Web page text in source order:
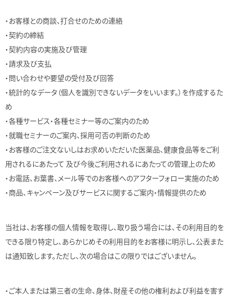
・お客様との商談、打合せのための連絡
・契約の締結
・契約内容の実施及び管理
・請求及び支払
・問い合わせや要望の受付及び回答
・統計的なデータ（個人を識別できないデータをいいます。）を作成するた
め
・各種サービス・各種セミナー等のご案内のため
・就職セミナーのご案内、採用可否の判断のため
・お客様のご注文ないしはお求めいただいた医薬品、健康食品等をご利
用されるにあたって 及び今後ご利用されるにあたっての管理上のため
・お電話、お葉書、メール等でのお客様へのアフターフォロー実施のため
・商品、キャンペーン及びサービスに関するご案内・情報提供のため
当社は、お客様の個人情報を取得し、取り扱う場合には、その利用目的を
できる限り特定し、あらかじめその利用目的をお客様に明示し、公表また
は通知致します。ただし、次の場合はこの限りではございません。
・ご本人または第三者の生命、身体、財産その他の権利および利益を害す